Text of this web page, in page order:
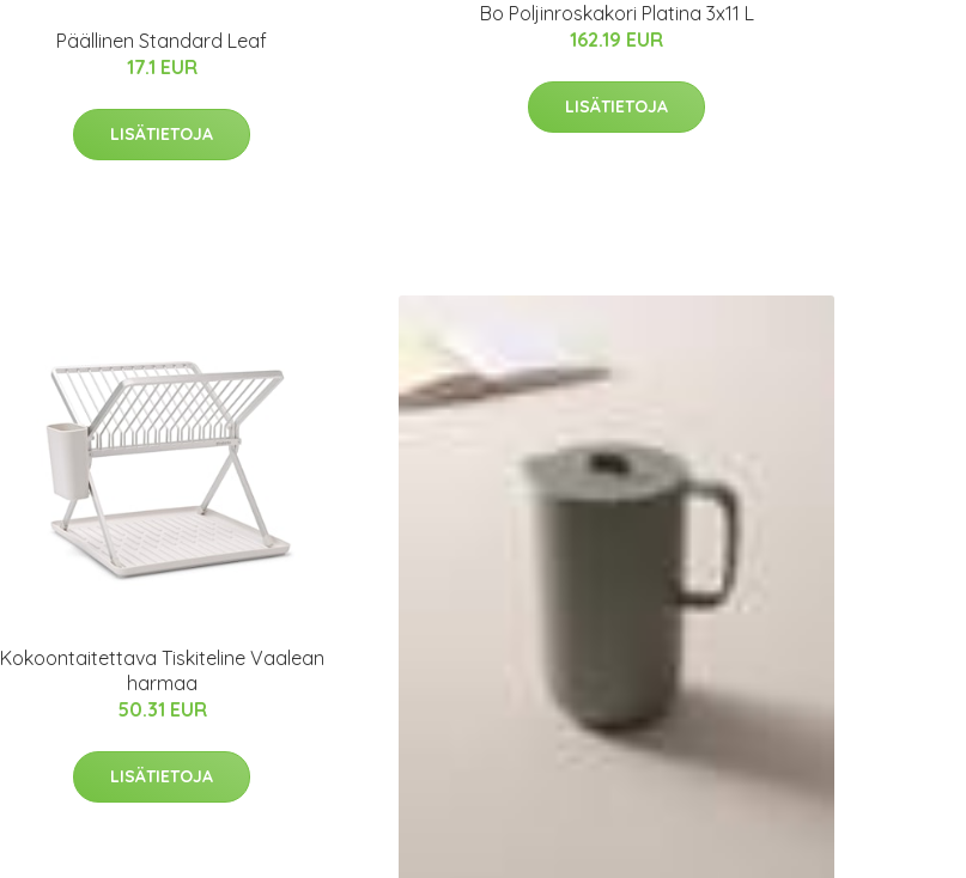
Päällinen Standard Leaf
17.1 EUR
LISÄTIETOJA
Bo Poljinroskakori Platina 3x11 L
162.19 EUR
LISÄTIETOJA
Kokoontaitettava Tiskiteline Vaalean
harmaa
50.31 EUR
LISÄTIETOJA